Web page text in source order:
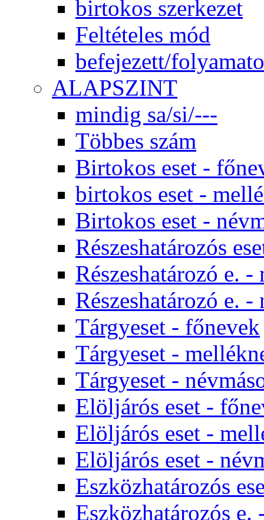
birtokos szerkezet
Feltételes mód
befejezett/
ALAPSZINT
mindig sa/si/---
Többes szám
Birtokos eset -
birtokos eset -
Birtokos eset -
Részeshatározós
Részeshatározó e.
Részeshatározó e. -
Tárgyeset - főnevek
Tárgyeset -
Tárgyeset -
Elöljárós eset -
Elöljárós eset -
Elöljárós eset -
Eszközhatározós
Eszközhatározós